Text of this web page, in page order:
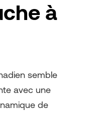
à
semble
avec une
de